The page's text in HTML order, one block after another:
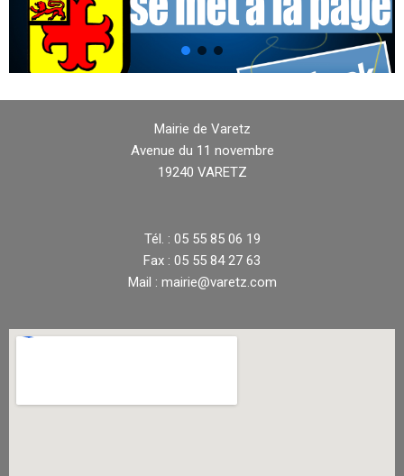
Mairie de Varetz
Avenue du 11 novembre
19240 VARETZ
Tél. : 05 55 85 06 19
Fax : 05 55 84 27 63
Mail : mairie@varetz.com